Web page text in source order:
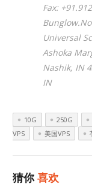
Fax:
Universal
Ashoka
Nashik, IN
IN
10G 250G
VPS
美国VPS
猜你喜欢